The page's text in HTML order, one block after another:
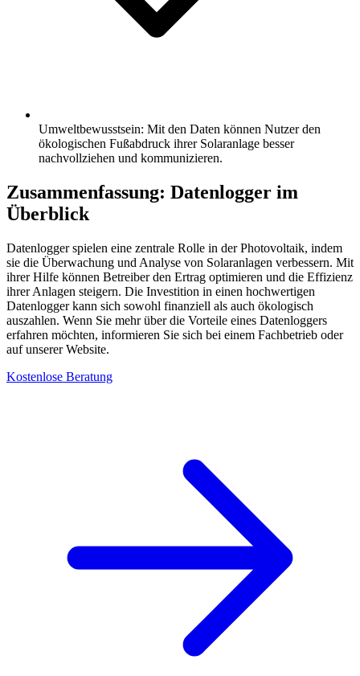
Umweltbewusstsein: Mit den Daten können Nutzer den
ökologischen Fußabdruck ihrer Solaranlage besser
nachvollziehen und kommunizieren.
Zusammenfassung: Datenlogger im
Überblick
Datenlogger spielen eine zentrale Rolle in der Photovoltaik, indem
sie die Überwachung und Analyse von Solaranlagen verbessern. Mit
ihrer Hilfe können Betreiber den Ertrag optimieren und die Effizienz
ihrer Anlagen steigern. Die Investition in einen hochwertigen
Datenlogger kann sich sowohl finanziell als auch ökologisch
auszahlen. Wenn Sie mehr über die Vorteile eines Datenloggers
erfahren möchten, informieren Sie sich bei einem Fachbetrieb oder
auf unserer Website.
Kostenlose Beratung